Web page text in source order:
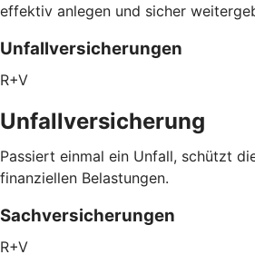
effektiv anlegen und sicher
Unfallversicherungen
R+V
Unfallversicherung
Passiert einmal ein Unfall, schützt
finanziellen Belastungen.
Sachversicherungen
R+V